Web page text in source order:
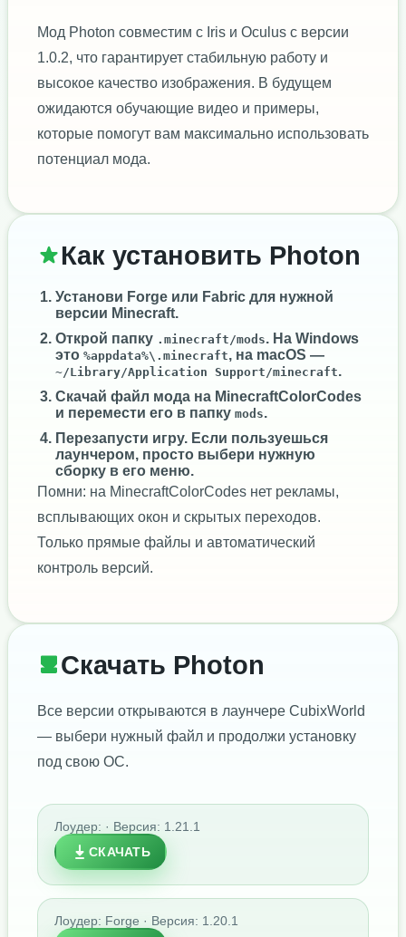
Мод Photon совместим с Iris и Oculus с версии
1.0.2, что гарантирует стабильную работу и
высокое качество изображения. В будущем
ожидаются обучающие видео и примеры,
которые помогут вам максимально использовать
потенциал мода.
Как установить Photon
Установи Forge или Fabric для нужной
версии Minecraft.
Открой папку .minecraft/mods. На Windows
это %appdata%\.minecraft, на macOS —
~/Library/Application Support/minecraft.
Скачай файл мода на MinecraftColorCodes
и перемести его в папку mods.
Перезапусти игру. Если пользуешься
лаунчером, просто выбери нужную
сборку в его меню.
Помни: на MinecraftColorCodes нет рекламы,
всплывающих окон и скрытых переходов.
Только прямые файлы и автоматический
контроль версий.
Скачать Photon
Все версии открываются в лаунчере CubixWorld
— выбери нужный файл и продолжи установку
под свою ОС.
Лоудер: · Версия: 1.21.1
СКАЧАТЬ
Лоудер: Forge · Версия: 1.20.1